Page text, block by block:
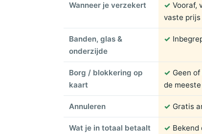
Wanneer je verzekert ✓ Vooraf,
vaste prijs
Banden, glas &
onderzijde
✓
Borg / blokkering op
kaart
✓ Geen
de
Annuleren ✓ Gratis
Wat je in totaal betaalt ✓ Bekend